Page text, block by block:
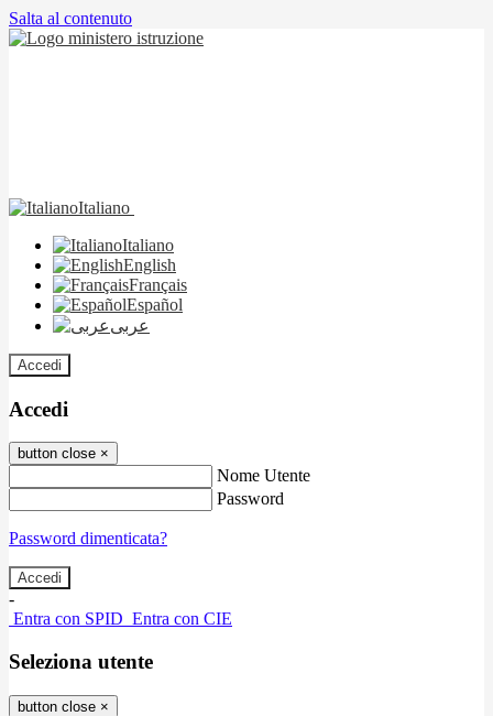
Salta al contenuto
Italiano
Italiano
English
Français
Español
عربى
Accedi
Accedi
button close ×
Nome Utente
Password
Password dimenticata?
-
Entra con SPID Entra con CIE
Seleziona utente
button close ×